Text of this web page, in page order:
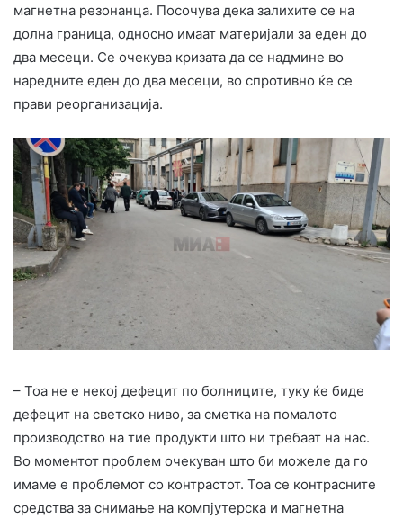
магнетна резонанца. Посочува дека залихите се на
долна граница, односно имаат материјали за еден до
два месеци. Се очекува кризата да се надмине во
наредните еден до два месеци, во спротивно ќе се
прави реорганизација.
– Тоа не е некој дефецит по болниците, туку ќе биде
дефецит на светско ниво, за сметка на помалото
производство на тие продукти што ни требаат на нас.
Во моментот проблем очекуван што би можеле да го
имаме е проблемот со контрастот. Тоа се контрасните
средства за снимање на компјутерска и магнетна